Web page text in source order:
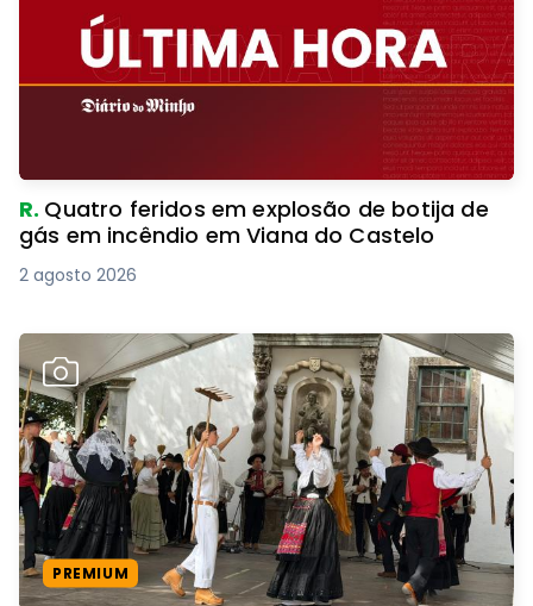
R. Quatro feridos em explosão de botija de
gás em incêndio em Viana do Castelo
2 agosto 2026
PREMIUM